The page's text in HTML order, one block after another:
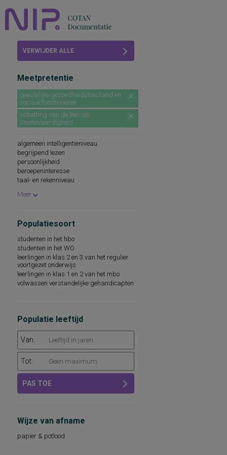
Abonneren
FAQ
VERWIJDER ALLE
Meetpretentie
geestelijke gezondheidstoestand en
sociaal functioneren
schatting van de leer- en
studievaardigheid
algemeen intelligentieniveau
begrijpend lezen
persoonlijkheid
beroepeninteresse
taal- en rekenniveau
spellingsvaardigheid
persoonlijkheidseigenschappen
woordenschat
sociaal-emotioneel functioneren
technische leesvaardigheid
leesvaardigheid
persoonlijkheidsaspecten, aan de
werksituatie gerelateerd
technisch lezen
aandacht en concentratie
basisvaardigheden op het gebied van
taal, rekenen-wiskunde en
wereldoriëntatie
dyslexie
intellectuele capaciteiten, intelligentie
kwaliteit van leven
persoonlijkheidsfactoren
sociaal-emotioneel functioneren op school
sociale vaardigheden
Meer
Populatiesoort
studenten in het hbo
studenten in het WO
leerlingen in klas 2 en 3 van het regulier
voortgezet onderwijs
leerlingen in klas 1 en 2 van het mbo
volwassen verstandelijke gehandicapten
Populatie leeftijd
Van:
Tot:
PAS TOE
Wijze van afname
papier & potlood